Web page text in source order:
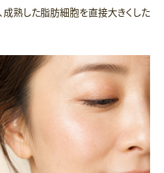
成熟した脂肪細胞を直接大きくした